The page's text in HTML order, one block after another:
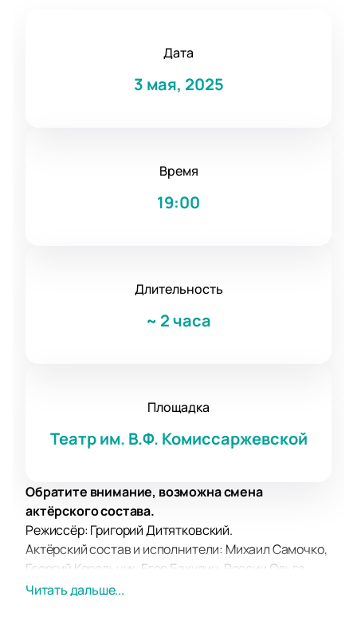
Дата
3 мая, 2025
Время
19:00
Длительность
~ 2 часа
Площадка
Театр им. В.Ф. Комиссаржевской
Обратите внимание, возможна смена
актёрского состава.
Режиссёр: Григорий Дитятковский.
Актёрский состав и исполнители: Михаил Самочко,
Георгий Корольчук, Егор Бакулин, России Ольга
Белявская, Евгения Игумнова, Вячеслав Шулин,
Читать дальше...